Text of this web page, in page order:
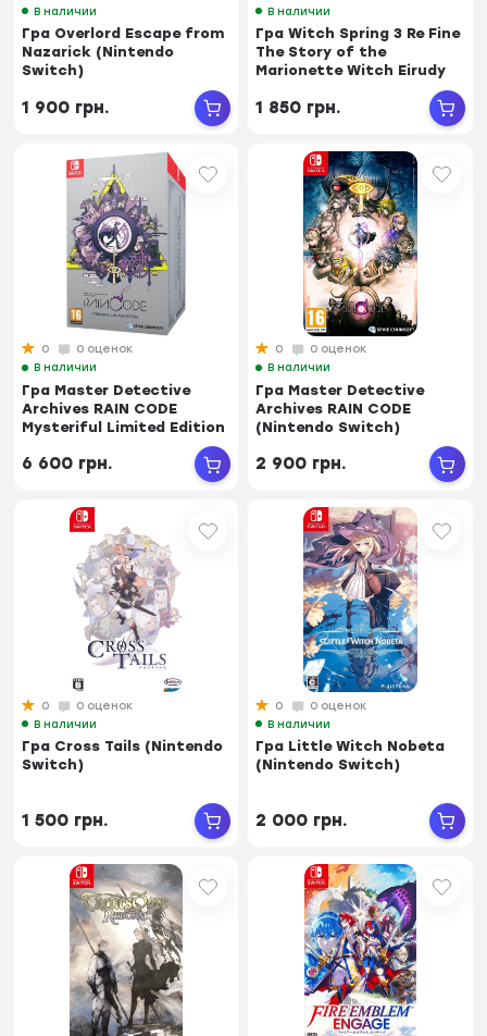
В наличии
Гра Overlord Escape from
Nazarick (Nintendo
Switch)
1 900 грн.
В наличии
Гра Witch Spring 3 Re Fine
The Story of the
Marionette Witch Eirudy
1 850 грн.
0
0 оценок
В наличии
Гра Master Detective
Archives RAIN CODE
Mysteriful Limited Edition
6 600 грн.
0
0 оценок
В наличии
Гра Master Detective
Archives RAIN CODE
(Nintendo Switch)
2 900 грн.
0
0 оценок
В наличии
Гра Cross Tails (Nintendo
Switch)
1 500 грн.
0
0 оценок
В наличии
Гра Little Witch Nobeta
(Nintendo Switch)
2 000 грн.